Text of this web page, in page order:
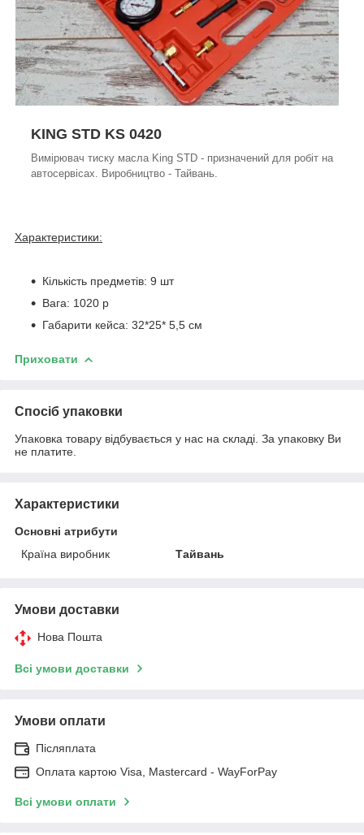
KING STD KS 0420
Вимірювач тиску масла King STD - призначений для робіт на
автосервісах. Виробництво - Тайвань.
Характеристики:
Кількість предметів: 9 шт
Вага: 1020 р
Габарити кейса: 32*25* 5,5 см
Приховати
Спосіб упаковки
Упаковка товару відбувається у нас на складі. За упаковку Ви
не платите.
Характеристики
Основні атрибути
Країна виробник
Тайвань
Умови доставки
Нова Пошта
Всі умови доставки
Умови оплати
Післяплата
Оплата картою Visa, Mastercard - WayForPay
Всі умови оплати